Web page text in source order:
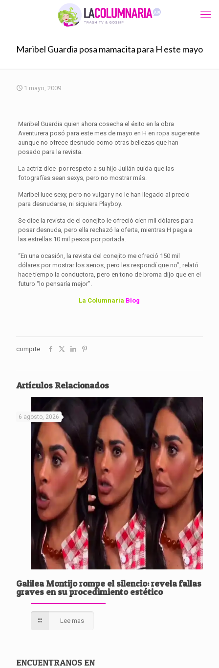
Maribel Guardia posa mamacita para H este mayo
1 mayo, 2009
Maribel Guardia quien ahora cosecha el éxito en la obra
Aventurera posó para este mes de mayo en H en ropa sugerente
aunque no ofrece desnudo como otras bellezas que han
posado para la revista.
La actriz dice por respeto a su hijo Julián cuida que las
fotografías sean sexys, pero no mostrar más.
Maribel luce sexy, pero no vulgar y no le han llegado al precio
para desnudarse, ni siquiera Playboy.
Se dice la revista de el conejito le ofreció cien mil dólares para
posar desnuda, pero ella rechazó la oferta, mientras H paga a
las estrellas 10 mil pesos por portada.
“En una ocasión, la revista del conejito me ofreció 150 mil
dólares por mostrar los senos, pero les respondí que no”, relató
hace tiempo la conductora, pero en tono de broma dijo que en el
futuro “lo pensaría mejor”.
La Columnaria Blog
comprte
Artículos Relacionados
6 agosto, 2026
Galilea Montijo rompe el silencio: revela fallas
graves en su procedimiento estético
Lee mas
ENCUENTRANOS EN